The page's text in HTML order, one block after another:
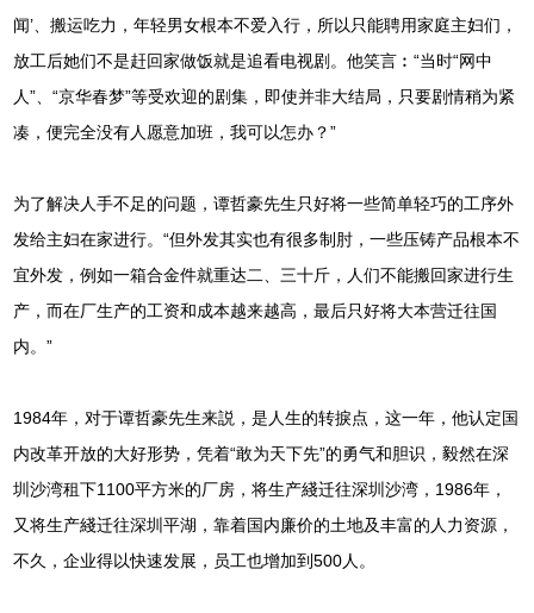
闻’、搬运吃力，年轻男女根本不爱入行，所以只能聘用家庭主妇们，
放工后她们不是赶回家做饭就是追看电视剧。他笑言︰“当时“网中
人”、“京华春梦”等受欢迎的剧集，即使并非大结局，只要剧情稍为紧
凑，便完全没有人愿意加班，我可以怎办？”
为了解决人手不足的问题，谭哲豪先生只好将一些简单轻巧的工序外
发给主妇在家进行。“但外发其实也有很多制肘，一些压铸产品根本不
宜外发，例如一箱合金件就重达二、三十斤，人们不能搬回家进行生
产，而在厂生产的工资和成本越来越高，最后只好将大本营迁往国
内。”
1984年，对于谭哲豪先生来説，是人生的转捩点，这一年，他认定国
内改革开放的大好形势，凭着“敢为天下先”的勇气和胆识，毅然在深
圳沙湾租下1100平方米的厂房，将生产綫迁往深圳沙湾，1986年，
又将生产綫迁往深圳平湖，靠着国内廉价的土地及丰富的人力资源，
不久，企业得以快速发展，员工也增加到500人。